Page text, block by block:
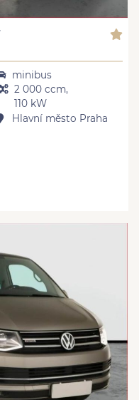
minibus
2 000 ccm,
110 kW
Hlavní město Praha